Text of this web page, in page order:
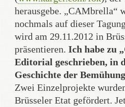
herausgebe. „CAMbrella“
nochmals auf dieser
wird am 29.11.2012 in
präsentieren. Ich habe zu
Editorial geschrieben, in
Geschichte der
Zwei Einzelprojekte
Brüsseler Etat gefördert.